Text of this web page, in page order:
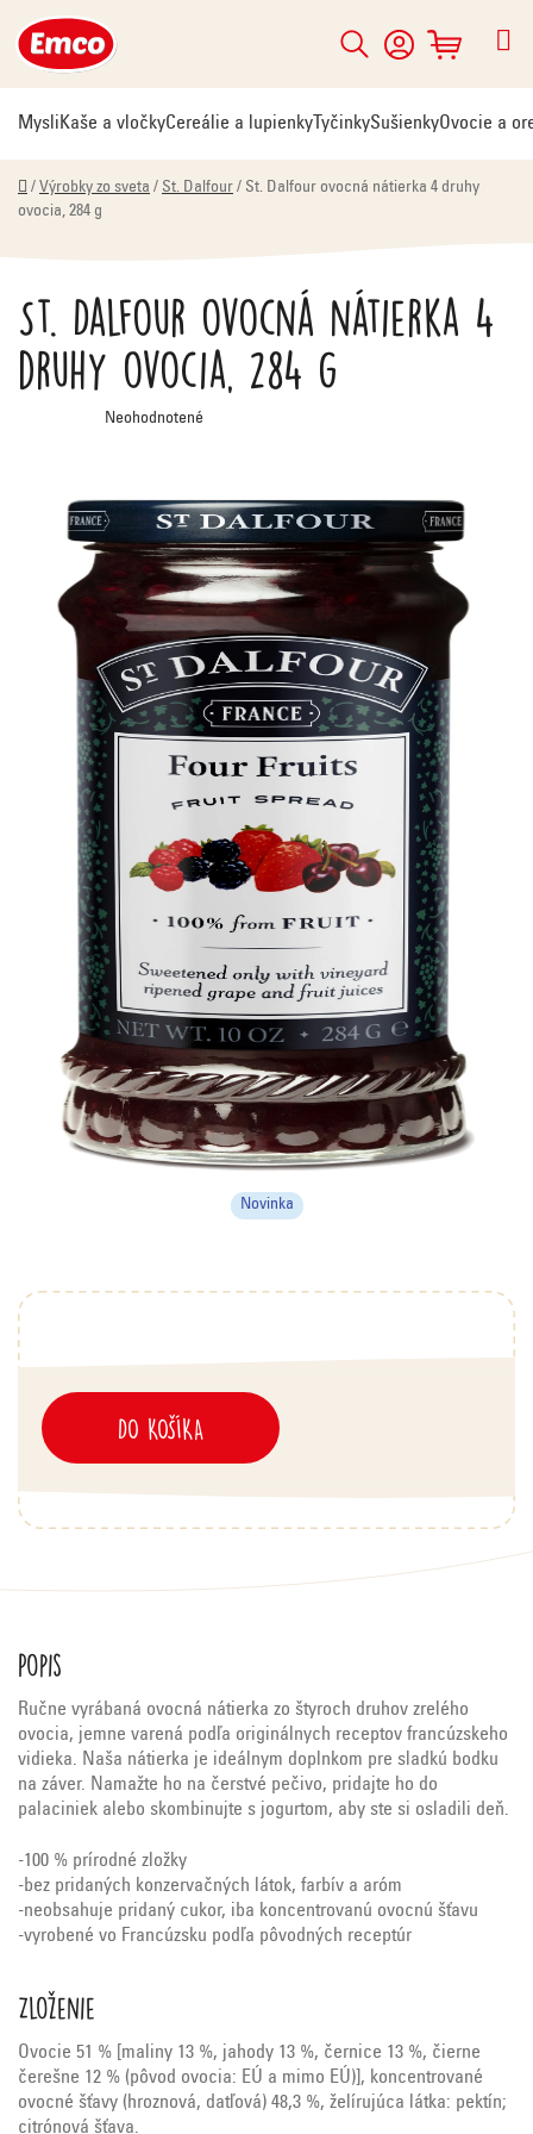
na
obsah
Hľadať
NÁKUPNÝ
KOŠÍK
MysliKaše a vločkyCereálie a lupienky TyčinkySušienkyOvocie a
Domov
/ Výrobky zo sveta / St. Dalfour / St. Dalfour ovocná nátierka 4 druhy
ovocia, 284 g
DO KOŠÍKA
St. Dalfour ovocná nátierka 4
druhy ovocia, 284 g
Priemerné
hodnotenie
hviezdičiek.
Neohodnotené
Novinka
Popis
Ručne vyrábaná ovocná nátierka zo štyroch druhov zrelého
ovocia, jemne varená podľa originálnych receptov francúzskeho
vidieka. Naša nátierka je ideálnym doplnkom pre sladkú bodku
na záver. Namažte ho na čerstvé pečivo, pridajte ho do
palaciniek alebo skombinujte s jogurtom, aby ste si osladili deň.
-100 % prírodné zložky
-bez pridaných konzervačných látok, farbív a aróm
-neobsahuje pridaný cukor, iba koncentrovanú ovocnú šťavu
-vyrobené vo Francúzsku podľa pôvodných receptúr
Zloženie
Ovocie 51 % [maliny 13 %, jahody 13 %, černice 13 %, čierne
čerešne 12 % (pôvod ovocia: EÚ a mimo EÚ)], koncentrované
ovocné šťavy (hroznová, datľová) 48,3 %, želírujúca látka: pektín;
citrónová šťava.